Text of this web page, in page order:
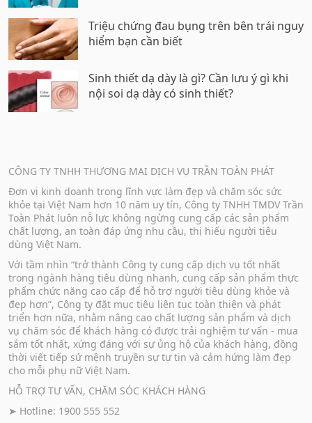
Triệu chứng đau bụng trên bên trái nguy
hiểm bạn cần biết
Sinh thiết dạ dày là gì? Cần lưu ý gì khi
nội soi dạ dày có sinh thiết?
CÔNG TY TNHH THƯƠNG MẠI DỊCH VỤ TRẦN TOÀN PHÁT
Đơn vị kinh doanh trong lĩnh vực làm đẹp và chăm sóc sức
khỏe tại Việt Nam hơn 10 năm uy tín, Công ty TNHH TMDV Trần
Toàn Phát luôn nỗ lực không ngừng cung cấp các sản phẩm
chất lượng, an toàn đáp ứng nhu cầu, thị hiếu người tiêu
dùng Việt Nam.
Với tầm nhìn “trở thành Công ty cung cấp dịch vụ tốt nhất
trong ngành hàng tiêu dùng nhanh, cung cấp sản phẩm thực
phẩm chức năng cao cấp để hỗ trợ người tiêu dùng khỏe và
đẹp hơn”, Công ty đặt mục tiêu liên tục toàn thiện và phát
triển hơn nữa, nhằm nâng cao chất lượng sản phẩm và dịch
vụ chăm sóc để khách hàng có được trải nghiệm tư vấn - mua
sắm tốt nhất, xứng đáng với sự ủng hộ của khách hàng, đồng
thời viết tiếp sứ mệnh truyền sự tự tin và cảm hứng làm đẹp
cho mỗi phụ nữ Việt Nam.
HỖ TRỢ TƯ VẤN, CHĂM SÓC KHÁCH HÀNG
➤ Hotline: 1900 555 552